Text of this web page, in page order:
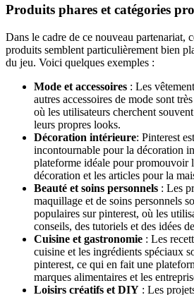
Produits phares et catégories
Dans le cadre de ce nouveau partenariat,
produits semblent particulièrement bien
du jeu. Voici quelques exemples :
Mode et accessoires : Les
autres accessoires de mode sont
où les utilisateurs cherchent
leurs propres looks.
Décoration intérieure: Pinterest
incontournable pour la décoration
plateforme idéale pour promouvoir
décoration et les articles pour la
Beauté et soins personnels : Les
maquillage et de soins personnels
populaires sur pinterest, où les
conseils, des tutoriels et des idées
Cuisine et gastronomie : Les
cuisine et les ingrédients spéciaux
pinterest, ce qui en fait une
marques alimentaires et les
Loisirs créatifs et DIY : Les